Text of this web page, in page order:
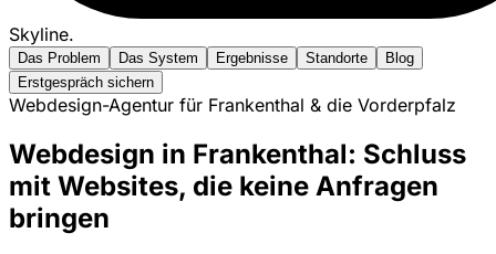
Skyline.
Das Problem Das System Ergebnisse Standorte
Blog
Erstgespräch sichern
Webdesign-Agentur für Frankenthal & die Vorderpfalz
Webdesign in Frankenthal: Schluss
mit Websites, die keine Anfragen
bringen